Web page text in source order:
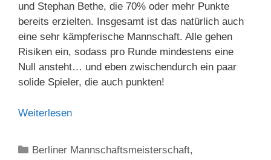
und Stephan Bethe, die 70% oder mehr Punkte
bereits erzielten. Insgesamt ist das natürlich auch
eine sehr kämpferische Mannschaft. Alle gehen
Risiken ein, sodass pro Runde mindestens eine
Null ansteht… und eben zwischendurch ein paar
solide Spieler, die auch punkten!
Weiterlesen
Kategorien
Berliner Mannschaftsmeisterschaft,